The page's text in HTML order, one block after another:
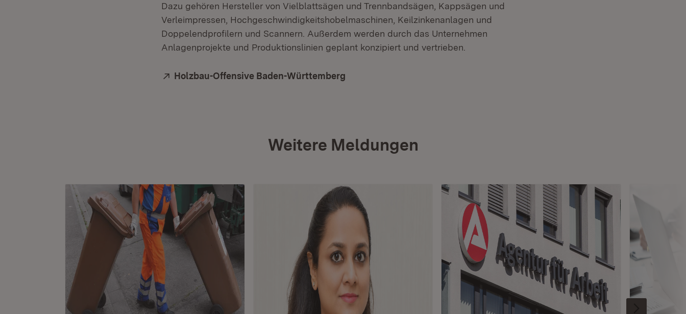
Dazu gehören Hersteller von Vielblattsägen und Trennbandsägen, Kappsägen und
Verleimpressen, Hochgeschwindigkeitshobelmaschinen, Keilzinkenanlagen und
Doppelendprofilern und Scannern. Außerdem werden durch das Unternehmen
Anlagenprojekte und Produktionslinien geplant konzipiert und vertrieben.
Extern:
Holzbau-Offensive Baden-Württemberg
Weitere Meldungen